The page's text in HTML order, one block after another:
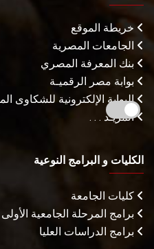
خريطة الموقع
الجامعات المصرية
بنك المعرفة المصري
بوابة مصر الرقميـة
البوابة الإلكترونية للشكاوى
المزيـد . . .
الكليات و البرامج النوعية
كليات الجامعة
برامج المرحلة الجامعية الأولى
برامج الدراسات العليا